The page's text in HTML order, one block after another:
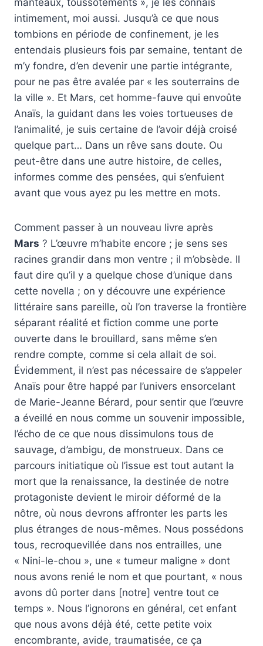
intimement, moi aussi. Jusqu’à ce que nous
tombions en période de confinement, je les
entendais plusieurs fois par semaine, tentant de
m’y fondre, d’en devenir une partie intégrante,
pour ne pas être avalée par « les souterrains de
la ville ». Et Mars, cet homme-fauve qui envoûte
Anaïs, la guidant dans les voies tortueuses de
l’animalité, je suis certaine de l’avoir déjà croisé
quelque part… Dans un rêve sans doute. Ou
peut-être dans une autre histoire, de celles,
informes comme des pensées, qui s’enfuient
avant que vous ayez pu les mettre en mots.
Comment passer à un nouveau livre après
Mars ? L’œuvre m’habite encore ; je sens ses
racines grandir dans mon ventre ; il m’obsède. Il
faut dire qu’il y a quelque chose d’unique dans
cette novella ; on y découvre une expérience
littéraire sans pareille, où l’on traverse la frontière
séparant réalité et fiction comme une porte
ouverte dans le brouillard, sans même s’en
rendre compte, comme si cela allait de soi.
Évidemment, il n’est pas nécessaire de s’appeler
Anaïs pour être happé par l’univers ensorcelant
de Marie-Jeanne Bérard, pour sentir que l’œuvre
a éveillé en nous comme un souvenir impossible,
l’écho de ce que nous dissimulons tous de
sauvage, d’ambigu, de monstrueux. Dans ce
parcours initiatique où l’issue est tout autant la
mort que la renaissance, la destinée de notre
protagoniste devient le miroir déformé de la
nôtre, où nous devrons affronter les parts les
plus étranges de nous-mêmes. Nous possédons
tous, recroquevillée dans nos entrailles, une
« Nini-le-chou », une « tumeur maligne » dont
nous avons renié le nom et que pourtant, « nous
avons dû porter dans [notre] ventre tout ce
temps ». Nous l’ignorons en général, cet enfant
que nous avons déjà été, cette petite voix
encombrante, avide, traumatisée, ce ça